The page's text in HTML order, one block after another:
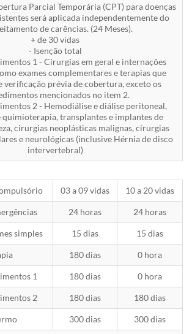
Parcial Temporária (CPT) para doenças
será aplicada independentemente do
de carências. (24 Meses).
+ de 30 vidas
- Isenção total
1 - Cirurgias em geral e internações
exames complementares e terapias que
verificação prévia de cobertura, exceto os
mencionados no item 2.
2 - Hemodiálise e diálise peritoneal,
transplantes e implantes de
cirurgias neoplásticas malignas, cirurgias
e neurológicas (inclusive Hérnia de disco
intervertebral)
03 a 09 vidas 10 a 20 vidas
24 horas 24 horas
simples 15 dias 15 dias
180 dias 0 hora
1 180 dias 0 hora
2 180 dias 180 dias
300 dias 300 dias